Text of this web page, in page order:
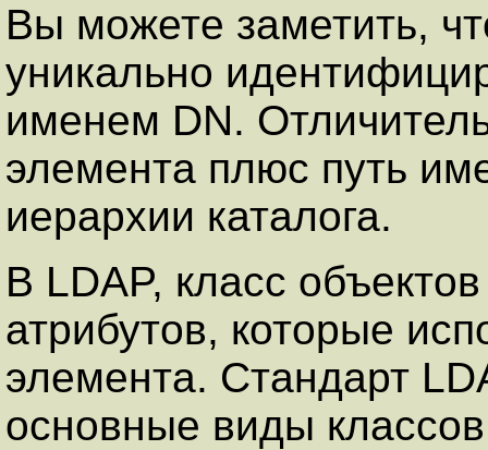
Вы можете заметить,
уникально
именем DN.
элемента плюс путь
иерархии каталога.
В LDAP, класс
атрибутов, которые
элемента. Стандарт
основные виды